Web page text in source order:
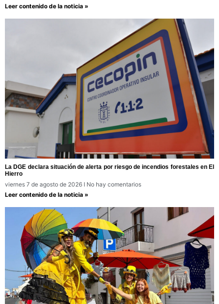
Leer contenido de la noticia »
La DGE declara situación de alerta por riesgo de incendios forestales en El
Hierro
viernes 7 de agosto de 2026
No hay comentarios
Leer contenido de la noticia »